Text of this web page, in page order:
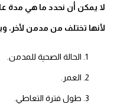
لا يمكن أن نحدد ما هي مدة
لأنها تختلف من مدمن لأخر،
الحالة الصحية للمدمن.
العمر.
طول فترة التعاطي.